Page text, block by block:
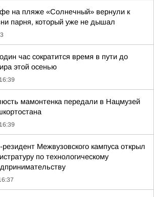
на пляже «Солнечный» вернули к
парня, который уже не дышал
час сократится время в пути до
этой осенью
16:39
мамонтенка передали в Нацмузей
16:39
резидент Межвузовского кампуса открыл
по технологическому